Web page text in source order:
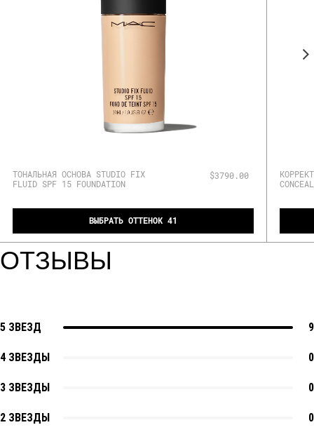
ТОНАЛЬНАЯ ОСНОВА STUDIO FIX
FLUID SPF 15 FOUNDATION
$3790.00
ВЫБРАТЬ ОТТЕНОК 41
ОТЗЫВЫ
5 ЗВЕЗД 9
4 ЗВЕЗДЫ 0
3 ЗВЕЗДЫ 0
2 ЗВЕЗДЫ 0